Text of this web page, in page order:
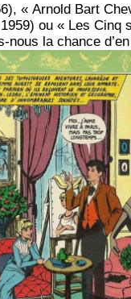
« Arnold Bart
ou « Les Cinq
nous la chance